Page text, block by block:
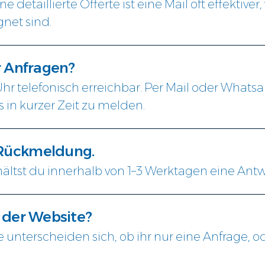
detaillierte Offerte ist eine Mail oft
sind.
telefonisch erreichbar. Per Mail oder
in kurzer Zeit zu melden.
du innerhalb von 1–3 Werktagen eine
Website?
unterscheiden sich, ob ihr nur eine Anfrage,